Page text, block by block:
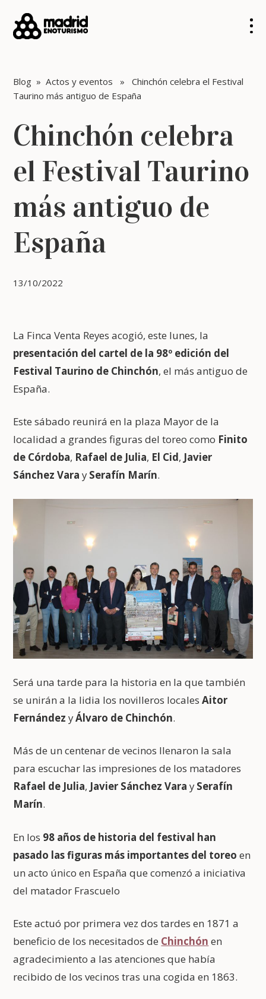
Blog »Actos y eventos » Chinchón celebra el Festival
Taurino más antiguo de España
Chinchón celebra
el Festival Taurino
más antiguo de
España
13/10/2022
La Finca Venta Reyes acogió, este lunes, la
presentación del cartel de la 98º edición del
Festival Taurino de Chinchón, el más antiguo de
España.
Este sábado reunirá en la plaza Mayor de la
localidad a grandes figuras del toreo como Finito
de Córdoba, Rafael de Julia, El Cid, Javier
Sánchez Vara ySerafín Marín.
Será una tarde para la historia en la que también
se unirán a la lidia los novilleros localesAitor
Fernández yÁlvaro de Chinchón.
Más de un centenar de vecinos llenaron la sala
para escuchar las impresiones de los matadores
Rafael de Julia, Javier Sánchez Vara ySerafín
Marín.
En los 98 años de historia del festival han
pasado las figuras más importantes del toreoen
un acto único en España que comenzó a iniciativa
del matador Frascuelo
Este actuó por primera vez dos tardes en 1871 a
beneficio de los necesitados de Chinchón en
agradecimiento a las atenciones que había
recibido de los vecinos tras una cogida en 1863.